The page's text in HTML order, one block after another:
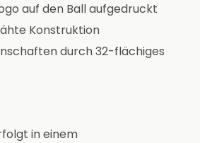
auf den Ball aufgedruckt
Konstruktion
durch 32-flächiges
in einem